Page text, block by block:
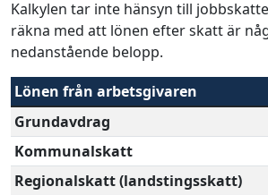
Kalkylen tar inte hänsyn till
räkna med att lönen efter skatt är
nedanstående belopp.
Lönen från arbetsgivaren
Grundavdrag
Kommunalskatt
Regionalskatt (landstingsskatt)